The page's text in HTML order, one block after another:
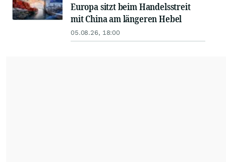
Europa sitzt beim Handelsstreit
mit China am längeren Hebel
05.08.26, 18:00